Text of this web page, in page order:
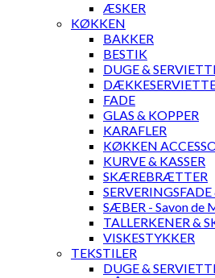
ÆSKER
KØKKEN
BAKKER
BESTIK
DUGE &
FADE
GLAS & KOPPER
KARAFLER
KØKKEN
KURVE & KASSER
SKÆREBRÆTTER
SERVERINGSFADE
SÆBER - Savon de
TALLERKENER &
VISKESTYKKER
TEKSTILER
DUGE &